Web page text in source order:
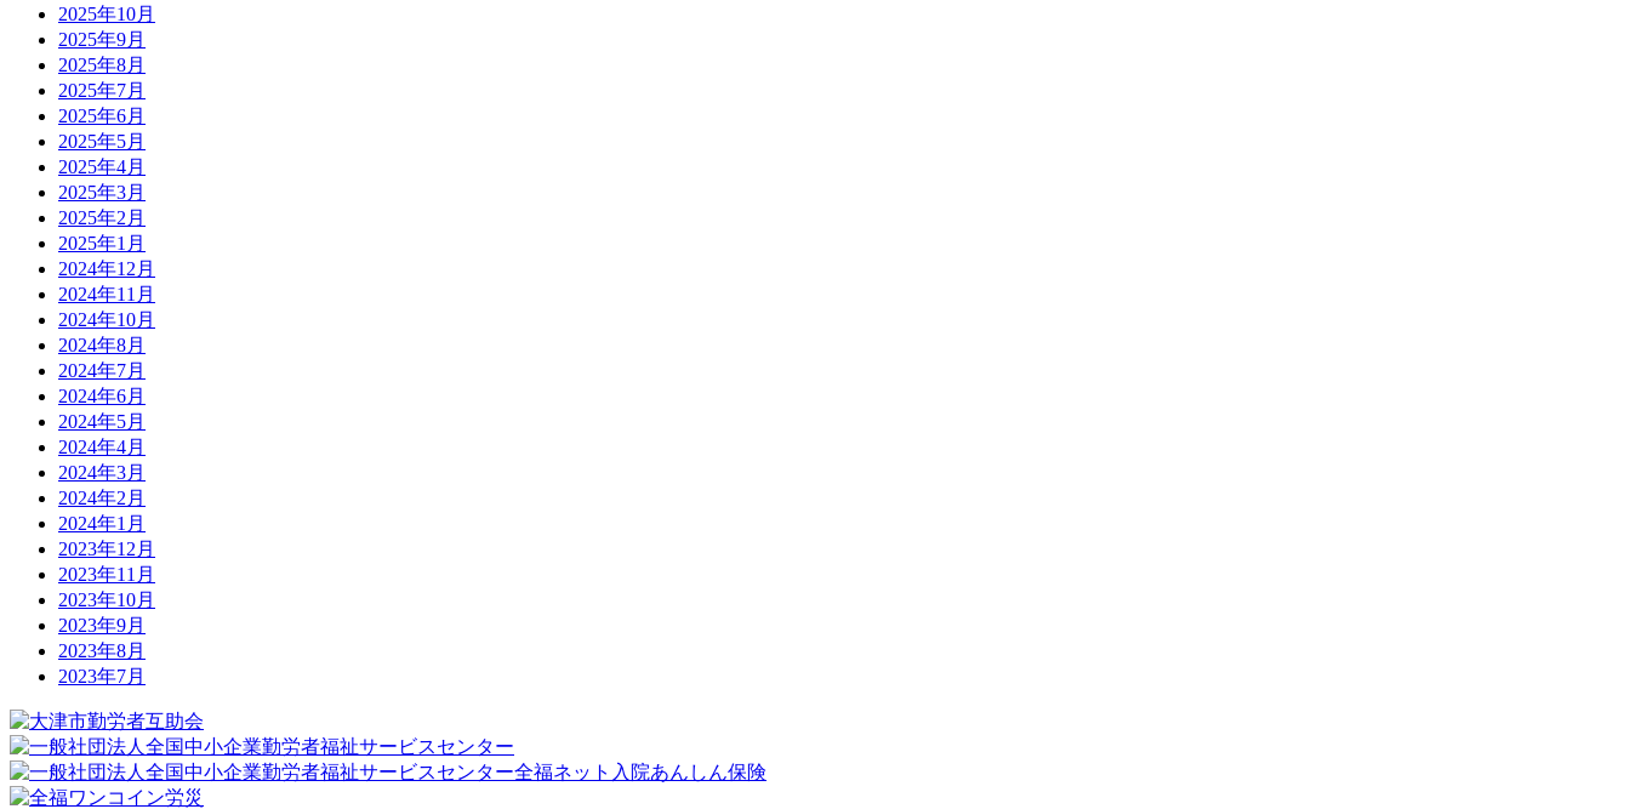
2025年10月
2025年9月
2025年8月
2025年7月
2025年6月
2025年5月
2025年4月
2025年3月
2025年2月
2025年1月
2024年12月
2024年11月
2024年10月
2024年8月
2024年7月
2024年6月
2024年5月
2024年4月
2024年3月
2024年2月
2024年1月
2023年12月
2023年11月
2023年10月
2023年9月
2023年8月
2023年7月